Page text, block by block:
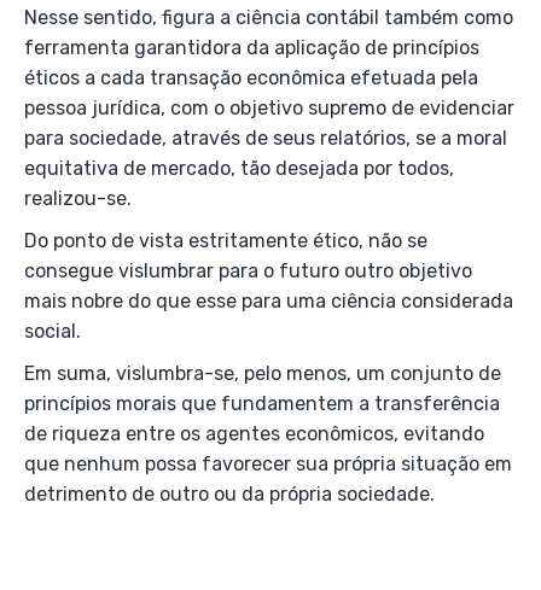
Nesse sentido, figura a ciência contábil também como
ferramenta garantidora da aplicação de princípios
éticos a cada transação econômica efetuada pela
pessoa jurídica, com o objetivo supremo de evidenciar
para sociedade, através de seus relatórios, se a moral
equitativa de mercado, tão desejada por todos,
realizou-se.
Do ponto de vista estritamente ético, não se
consegue vislumbrar para o futuro outro objetivo
mais nobre do que esse para uma ciência considerada
social.
Em suma, vislumbra-se, pelo menos, um conjunto de
princípios morais que fundamentem a transferência
de riqueza entre os agentes econômicos, evitando
que nenhum possa favorecer sua própria situação em
detrimento de outro ou da própria sociedade.